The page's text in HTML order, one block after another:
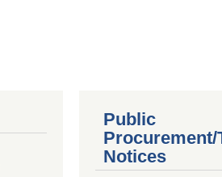
Public
Procurement/
Notices